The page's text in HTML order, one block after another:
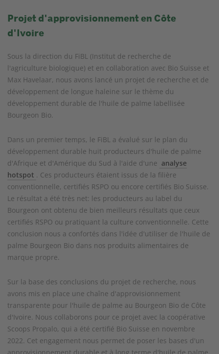
Projet d'approvisionnement en Côte
d'Ivoire
Sous la direction du FiBL (Institut de recherche de
l'agriculture biologique) et en collaboration avec Bio Suisse et
Max Havelaar, nous avons lancé un projet de recherche et de
développement de longue haleine sur le thème du
développement durable de l'huile de palme labellisée
Bourgeon Bio.
Dans un premier temps, le FiBL a évalué sur le plan du
développement durable huit producteurs d'huile de palme
d'Afrique et d'Amérique du Sud à l'aide d'une analyse
hotspot . Ces producteurs étaient issus de la filière
conventionnelle, certifiés RSPO ou encore certifiés Bio Suisse.
Le résultat a été très net: les producteurs au label du
Bourgeon ont obtenu de bien meilleurs résultats que ceux
certifiés RSPO ou pratiquant la culture conventionnelle. Cette
conclusion nous a confortés dans l'idée d'utiliser de l'huile de
palme Bourgeon Bio dans nos produits alimentaires de
marque propre.
Sur la base des conclusions du projet de recherche, nous
avons mis en place une chaîne d'approvisionnement
transparente pour l'huile de palme au Bourgeon Bio de Côte
d'Ivoire. Nous collaborons pour ce projet avec la coopérative
Scoops Propalo, qui a été certifié Bio Suisse en novembre
2022. Cet engagement nous permet de poser les bases d'un